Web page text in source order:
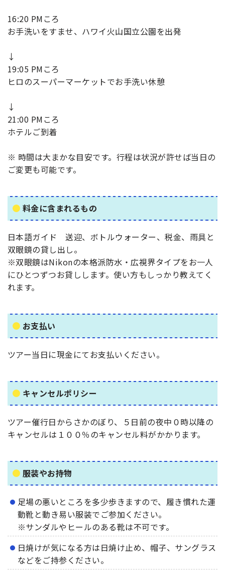
16:20 PMころ
お手洗いをすませ、ハワイ火山国立公園を出発
↓
19:05 PMころ
ヒロのスーパーマーケットでお手洗い休憩
↓
21:00 PMころ
ホテルご到着
※ 時間は大まかな目安です。行程は状況が許せば当日の
ご変更も可能です。
料金に含まれるもの
日本語ガイド 送迎、ボトルウォーター、税金、雨具と
双眼鏡の貸し出し。
※双眼鏡はNikonの本格派防水・広視界タイプをお一人
にひとつずつお貸しします。使い方もしっかり教えてく
れます。
お支払い
ツアー当日に現金にてお支払いください。
キャンセルポリシー
ツアー催行日からさかのぼり、５日前の夜中０時以降の
キャンセルは１００％のキャンセル料がかかります。
服装やお持物
足場の悪いところを多少歩きますので、履き慣れた運
動靴と動き易い服装でご参加ください。
※サンダルやヒールのある靴は不可です。
日焼けが気になる方は日焼け止め、帽子、サングラス
などをご持参ください。